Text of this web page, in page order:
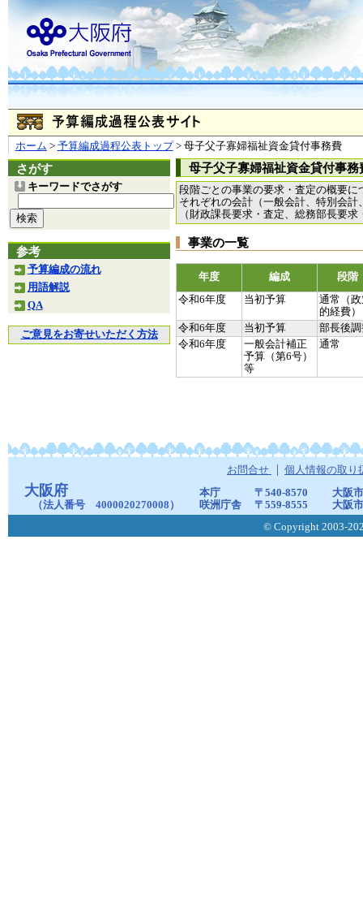
ホーム > 予算編成過程公表トップ> 母子父子寡婦福祉資金貸付事務費
さがす
キーワードでさがす
参考
予算編成の流れ
用語解説
QA
ご意見をお寄せいただく方法
母子父子寡婦福祉資金貸付事
段階ごとの事業の要求・査定の概要に
それぞれの会計（一般会計、特別会
（財政課長要求・査定、総務部長要
事業の一覧
年度 編成
段階
令和6年度
当初予算
通常（
的経費）
令和6年度
当初予算
部長後
令和6年度
一般会計補正
予算（第6号）
等
通常
お問合せ 個人情報の取り
大阪府
（法人番号 4000020270008）
本庁 〒540-8570
大阪
咲洲庁舎
〒559-8555
大阪
© Copyright 2003-